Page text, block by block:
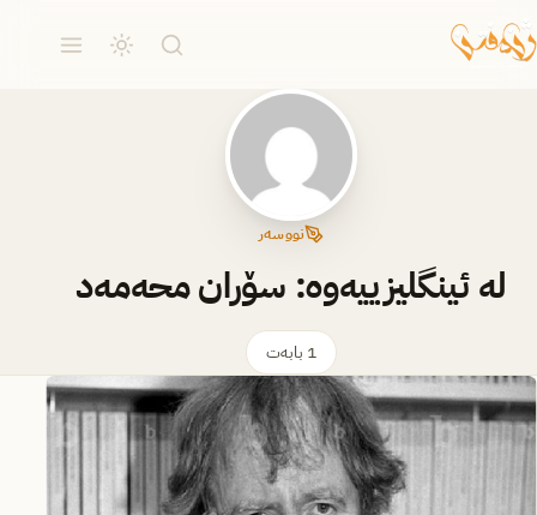
نووسەر
لە ئینگلیزییەوە: سۆران محەمەد
1 بابەت